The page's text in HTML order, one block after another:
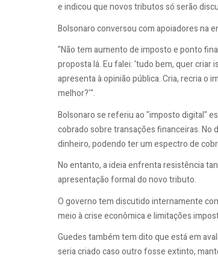
e indicou que novos tributos só serão
Bolsonaro conversou com apoiadores na
"Não tem aumento de imposto e ponto
proposta lá. Eu falei: 'tudo bem, quer criar
apresenta à opinião pública. Cria, recria o
melhor?'".
Bolsonaro se referiu ao "imposto digital"
cobrado sobre transações financeiras. No
dinheiro, podendo ter um espectro de
No entanto, a ideia enfrenta resistência
apresentação formal do novo tributo.
O governo tem discutido internamente
meio à crise econômica e limitações
Guedes também tem dito que está em
seria criado caso outro fosse extinto,